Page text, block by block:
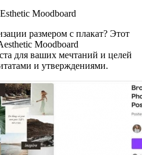
Moodboard
размером с плакат? Этот
Moodboard
для ваших мечтаний и целей
и утверждениями.